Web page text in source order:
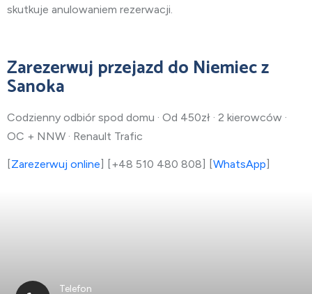
skutkuje anulowaniem rezerwacji.
Zarezerwuj przejazd do Niemiec z
Sanoka
Codzienny odbiór spod domu · Od 450zł · 2 kierowców ·
OC + NNW · Renault Trafic
[Zarezerwuj online] [+48 510 480 808] [WhatsApp]
Telefon